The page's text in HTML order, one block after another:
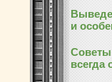
и
всегда